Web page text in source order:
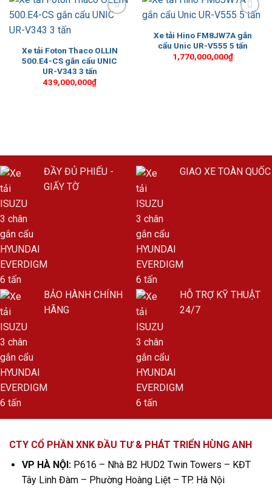
Xe tải Foton Thaco OLLIN
500.E4-CS gắn cẩu UNIC
UR-V343 3 tấn
439,000,000₫
Wishlist
Xe tải Hino FM8JW7A gắn
cẩu Unic UR-V555 5 tấn
1,770,000,000₫
ĐẦY ĐỦ PHIẾU -
GIẤY TỜ
GIAO XE TOÀN QUỐC
BẢO HÀNH CHÍNH
HÃNG
HỖ TRỢ KỸ THUẬT
24/7
CTY CỔ PHẦN XNK ĐẦU TƯ & PHÁT TRIỂN HÙNG ANH
VP HÀ NỘI:P616 – Nhà B2 HUD2 Twin Towers – KĐT
Tây Linh Đàm – Phường Hoàng Liệt – TP. Hà Nội